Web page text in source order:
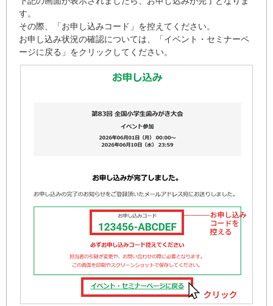
す。
その際、「お申し込みコード」を控えてください。
お申し込み状況の確認については、「イベント・セミナーペ
ージに戻る」をクリックしてください。